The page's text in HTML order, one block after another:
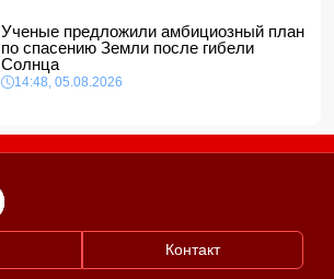
Ученые предложили амбициозный план
по спасению Земли после гибели
Солнца
14:48, 05.08.2026
Контакт